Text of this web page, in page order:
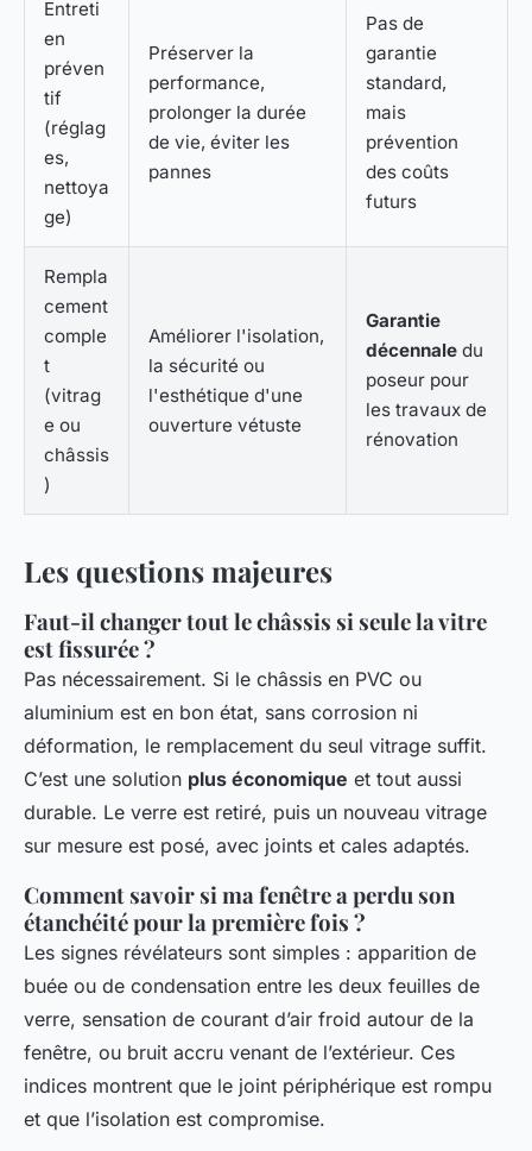
Entreti
en
préven
tif
(réglag
es,
nettoya
ge)
Préserver la
performance,
prolonger la durée
de vie, éviter les
pannes
Pas de
garantie
standard,
mais
prévention
des coûts
futurs
Rempla
cement
comple
t
(vitrag
e ou
châssis
)
Améliorer l'isolation,
la sécurité ou
l'esthétique d'une
ouverture vétuste
Garantie
décennale du
poseur pour
les travaux de
rénovation
Les questions majeures
Faut-il changer tout le châssis si seule la vitre
est fissurée ?
Pas nécessairement. Si le châssis en PVC ou
aluminium est en bon état, sans corrosion ni
déformation, le remplacement du seul vitrage suffit.
C’est une solution plus économique et tout aussi
durable. Le verre est retiré, puis un nouveau vitrage
sur mesure est posé, avec joints et cales adaptés.
Comment savoir si ma fenêtre a perdu son
étanchéité pour la première fois ?
Les signes révélateurs sont simples : apparition de
buée ou de condensation entre les deux feuilles de
verre, sensation de courant d’air froid autour de la
fenêtre, ou bruit accru venant de l’extérieur. Ces
indices montrent que le joint périphérique est rompu
et que l’isolation est compromise.